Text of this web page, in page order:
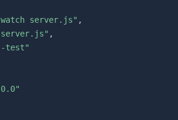
server.js" ,
server.js" ,
test"